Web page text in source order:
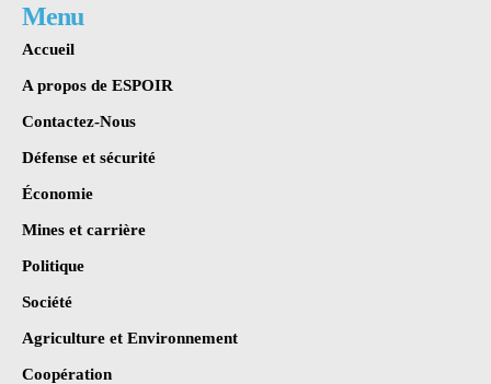
Menu
Accueil
A propos de ESPOIR
Contactez-Nous
Défense et sécurité
Économie
Mines et carrière
Politique
Société
Agriculture et Environnement
Coopération